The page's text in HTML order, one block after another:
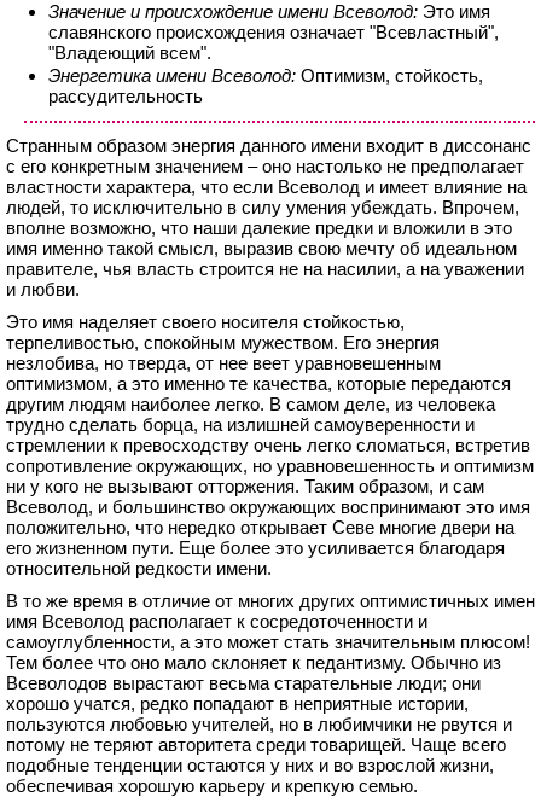
Значение и происхождение имени Всеволод: Это имя
славянского происхождения означает "Всевластный",
"Владеющий всем".
Энергетика имени Всеволод: Оптимизм, стойкость,
рассудительность
Странным образом энергия данного имени входит в диссонанс
с его конкретным значением – оно настолько не предполагает
властности характера, что если Всеволод и имеет влияние на
людей, то исключительно в силу умения убеждать. Впрочем,
вполне возможно, что наши далекие предки и вложили в это
имя именно такой смысл, выразив свою мечту об идеальном
правителе, чья власть строится не на насилии, а на уважении
и любви.
Это имя наделяет своего носителя стойкостью,
терпеливостью, спокойным мужеством. Его энергия
незлобива, но тверда, от нее веет уравновешенным
оптимизмом, а это именно те качества, которые передаются
другим людям наиболее легко. В самом деле, из человека
трудно сделать борца, на излишней самоуверенности и
стремлении к превосходству очень легко сломаться, встретив
сопротивление окружающих, но уравновешенность и оптимизм
ни у кого не вызывают отторжения. Таким образом, и сам
Всеволод, и большинство окружающих воспринимают это имя
положительно, что нередко открывает Севе многие двери на
его жизненном пути. Еще более это усиливается благодаря
относительной редкости имени.
В то же время в отличие от многих других оптимистичных имен
имя Всеволод располагает к сосредоточенности и
самоуглубленности, а это может стать значительным плюсом!
Тем более что оно мало склоняет к педантизму. Обычно из
Всеволодов вырастают весьма старательные люди; они
хорошо учатся, редко попадают в неприятные истории,
пользуются любовью учителей, но в любимчики не рвутся и
потому не теряют авторитета среди товарищей. Чаще всего
подобные тенденции остаются у них и во взрослой жизни,
обеспечивая хорошую карьеру и крепкую семью.